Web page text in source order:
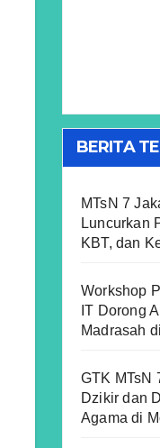
BERITA
MTsN 7
Luncurkan
KBT, dan
Workshop
IT Dorong
Madrasah
GTK MTsN
Dzikir dan
Agama di